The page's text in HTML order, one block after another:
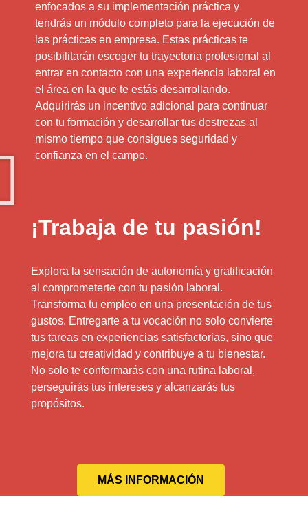
enfocados a su implementación práctica y
tendrás un módulo completo para la ejecución de
las prácticas en empresa. Estas prácticas te
posibilitarán escoger tu trayectoria profesional al
entrar en contacto con una experiencia laboral en
el área en la que te estás desarrollando.
Adquirirás un incentivo adicional para continuar
con tu formación y desarrollar tus destrezas al
mismo tiempo que consigues seguridad y
confianza en el campo.
¡Trabaja de tu pasión!
Explora la sensación de autonomía y gratificación
al comprometerte con tu pasión laboral.
Transforma tu empleo en una presentación de tus
gustos. Entregarte a tu vocación no solo convierte
tus tareas en experiencias satisfactorias, sino que
mejora tu creatividad y contribuye a tu bienestar.
No solo te conformarás con una rutina laboral,
perseguirás tus intereses y alcanzarás tus
propósitos.
MÁS INFORMACIÓN